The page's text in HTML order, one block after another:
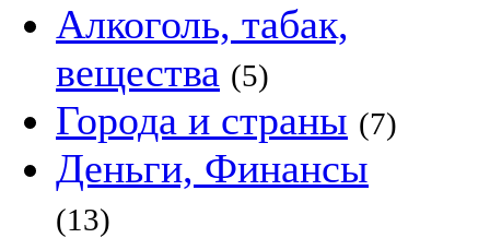
Алкоголь, табак,
вещества (5)
Города и страны (7)
Деньги, Финансы
(13)